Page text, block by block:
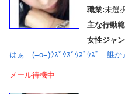
職業:未選
主な行動
女性ジャ
はぁ…(=o=)ｳｽﾞｳｽﾞｳｽﾞｳｽﾞ…誰か
メール待機中